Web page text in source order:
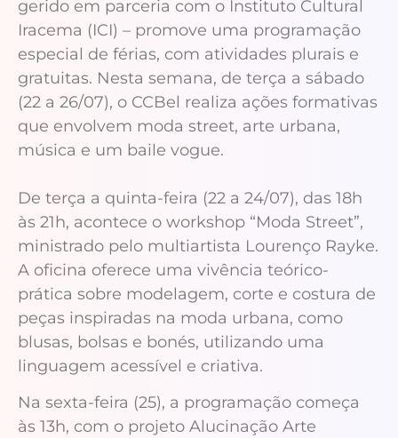
gerido em parceria com o Instituto Cultural
Iracema (ICI) – promove uma programação
especial de férias, com atividades plurais e
gratuitas. Nesta semana, de terça a sábado
(22 a 26/07), o CCBel realiza ações formativas
que envolvem moda street, arte urbana,
música e um baile vogue.
De terça a quinta-feira (22 a 24/07), das 18h
às 21h, acontece o workshop “Moda Street”,
ministrado pelo multiartista Lourenço Rayke.
A oficina oferece uma vivência teórico-
prática sobre modelagem, corte e costura de
peças inspiradas na moda urbana, como
blusas, bolsas e bonés, utilizando uma
linguagem acessível e criativa.
Na sexta-feira (25), a programação começa
às 13h, com o projeto Alucinação Arte